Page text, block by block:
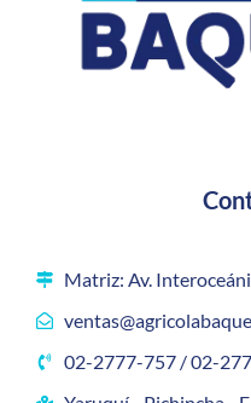
Matriz: Av.
02-2777-757 / 02-